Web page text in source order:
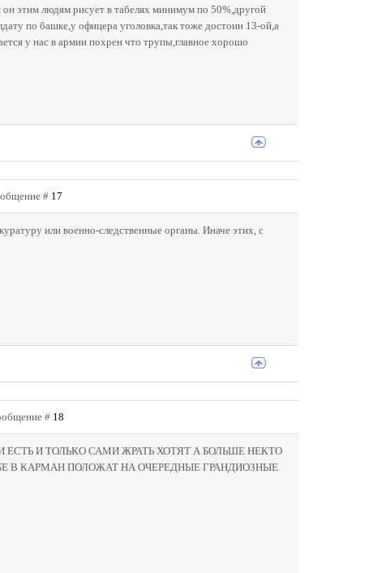
этим людям рисует в табелях минимум по 50%,другой
по башке,у офицера уголовка,так тоже достоин 13-ой,а
у нас в армии похрен что трупы,главное хорошо
# 17
или военно-следственные органы. Иначе этих, с
# 18
И ТОЛЬКО САМИ ЖРАТЬ ХОТЯТ А БОЛЬШЕ НЕКТО
В КАРМАН ПОЛОЖАТ НА ОЧЕРЕДНЫЕ ГРАНДИОЗНЫЕ